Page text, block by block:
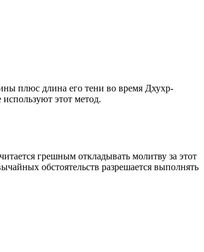
плюс длина его тени во время Дхухр-
этот метод.
грешным откладывать молитву за этот
обстоятельств разрешается выполнять